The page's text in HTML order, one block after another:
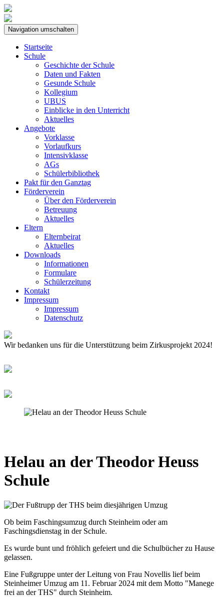
Navigation umschalten
Startseite
Schule
Geschichte der Schule
Daten und Fakten
Gesunde Schule
Kollegium
UBUS
Einblicke in den Unterricht
Aktuelles
Angebote
Vorklasse
Vorlaufkurs
Intensivklasse
AGs
Schülerbibliothek
Pakt für den Ganztag
Förderverein
Über den Förderverein
Betreuung
Aktuelles
Eltern
Elternbeirat
Aktuelles
Downloads
Informationen
Formulare
Schülerzeitung
Kontakt
Impressum
Impressum
Datenschutz
Wir bedanken uns für die Unterstützung beim Zirkusprojekt 2024!
Helau an der Theodor Heuss
Schule
Ob beim Faschingsumzug durch Steinheim oder am
Faschingsdienstag in der Schule.
Es wurde bunt und fröhlich gefeiert und die Schulbücher zu Hause
gelassen.
Eine Fußgruppe unter der Leitung von Frau Novellis lief beim
Steinheimer Umzug am 11. Februar 2024 mit dem Motto "Manege
frei an der THS" durch Steinheim.